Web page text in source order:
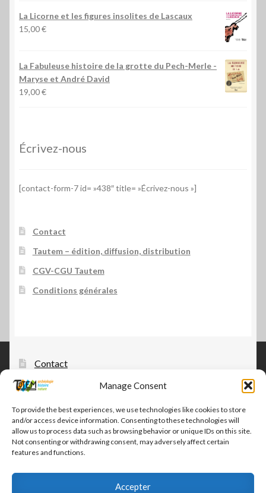
Manage Consent
To provide the best experiences, we use technologies like cookies to store
and/or access device information. Consenting to these technologies will
allow us to process data such as browsing behavior or unique IDs on this site.
Not consenting or withdrawing consent, may adversely affect certain
features and functions.
Accepter
La Licorne et les figures insolites de Lascaux
15,00€
La Fabuleuse histoire de la grotte du Pech-Merle -
Maryse et André David
19,00€
Écrivez-nous
[contact-form-7 id= »438″ title= »Écrivez-nous »]
Contact
Tautem – édition, diffusion, distribution
CGV-CGU Tautem
Conditions générales
Contact
Tautem – édition, diffusion, distribution
CGV-CGU Tautem
Conditions générales